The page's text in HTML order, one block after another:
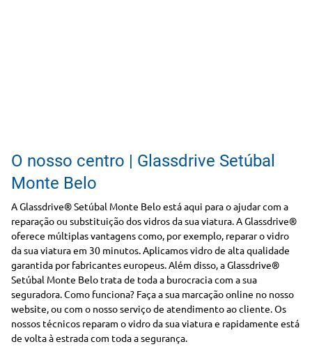
O nosso centro | Glassdrive Setúbal
Monte Belo
A Glassdrive® Setúbal Monte Belo está aqui para o ajudar com a
reparação ou substituição dos vidros da sua viatura. A Glassdrive®
oferece múltiplas vantagens como, por exemplo, reparar o vidro
da sua viatura em 30 minutos. Aplicamos vidro de alta qualidade
garantida por fabricantes europeus. Além disso, a Glassdrive®
Setúbal Monte Belo trata de toda a burocracia com a sua
seguradora. Como funciona? Faça a sua marcação online no nosso
website, ou com o nosso serviço de atendimento ao cliente. Os
nossos técnicos reparam o vidro da sua viatura e rapidamente está
de volta à estrada com toda a segurança.